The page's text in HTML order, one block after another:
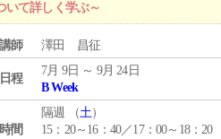
て詳しく学ぶ～
講師 澤田 昌征
日程
7月 9日 ～ 9月 24日
B Week
時間
隔週 （土）
15：20～16：40／17：00～18：20